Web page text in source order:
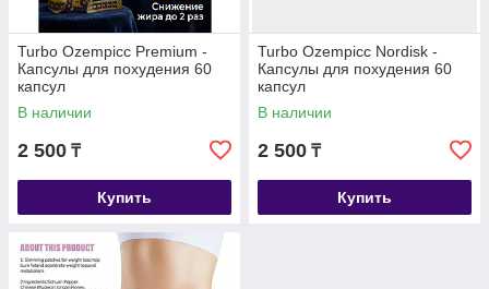
Turbo Ozempicс Premium -
Капсулы для похудения 60
капсул
В наличии
2 500 ₸
Купить
Turbo Ozempicc Nordisk -
Капсулы для похудения 60
капсул
В наличии
2 500 ₸
Купить